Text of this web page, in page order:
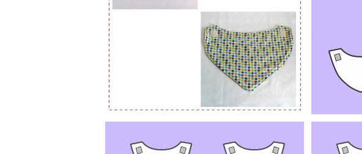
¥50